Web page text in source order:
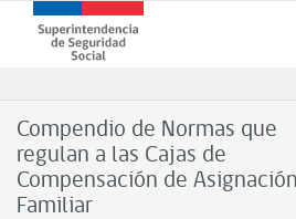
contenido
Superintendencia
de
(SUSESO)
-
Gobierno
de
Chile
Compendio de Normas que
regulan a las Cajas de
Compensación de Asignación
Familiar